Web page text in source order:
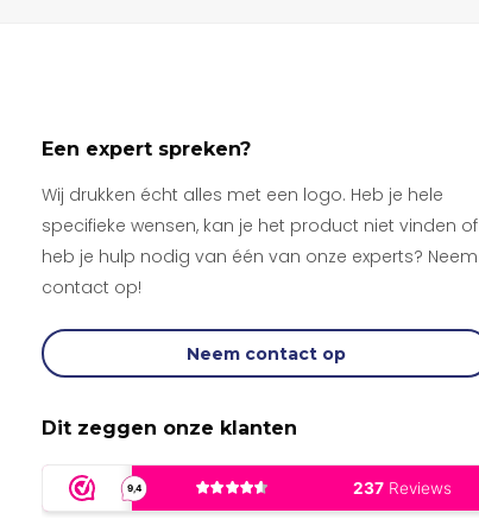
Een expert spreken?
Wij drukken écht alles met een logo. Heb je hele
specifieke wensen, kan je het product niet vinden of
heb je hulp nodig van één van onze experts? Neem
contact op!
Neem contact op
Dit zeggen onze klanten